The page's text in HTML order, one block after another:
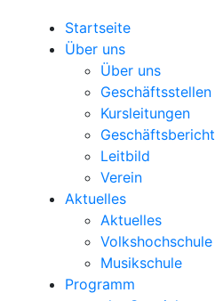
Startseite
Über uns
Über uns
Geschäftsstellen
Kursleitungen
Geschäftsbericht
Leitbild
Verein
Aktuelles
Aktuelles
Volkshochschule
Musikschule
Programm